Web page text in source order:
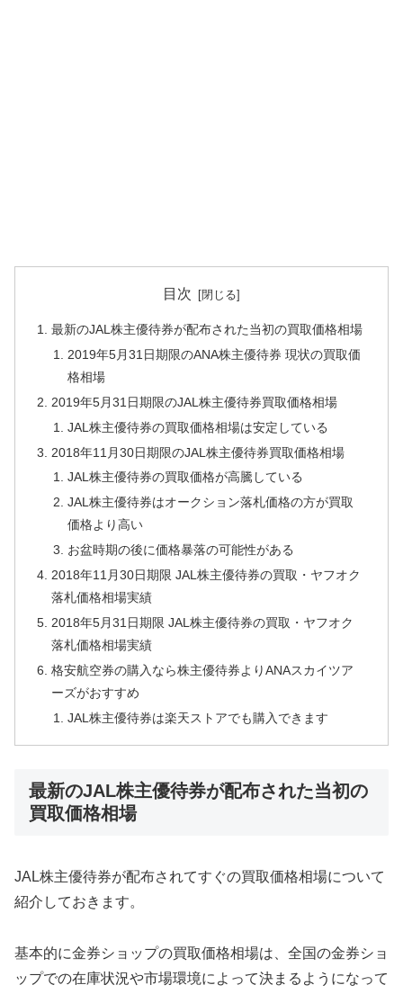
目次
最新のJAL株主優待券が配布された当初の買取価格相場
2019年5月31日期限のANA株主優待券 現状の買取価
格相場
2019年5月31日期限のJAL株主優待券買取価格相場
JAL株主優待券の買取価格相場は安定している
2018年11月30日期限のJAL株主優待券買取価格相場
JAL株主優待券の買取価格が高騰している
JAL株主優待券はオークション落札価格の方が買取
価格より高い
お盆時期の後に価格暴落の可能性がある
2018年11月30日期限 JAL株主優待券の買取・ヤフオク
落札価格相場実績
2018年5月31日期限 JAL株主優待券の買取・ヤフオク
落札価格相場実績
格安航空券の購入なら株主優待券よりANAスカイツア
ーズがおすすめ
JAL株主優待券は楽天ストアでも購入できます
最新のJAL株主優待券が配布された当初の
買取価格相場
JAL株主優待券が配布されてすぐの買取価格相場について
紹介しておきます。
基本的に金券ショップの買取価格相場は、全国の金券ショ
ップでの在庫状況や市場環境によって決まるようになって